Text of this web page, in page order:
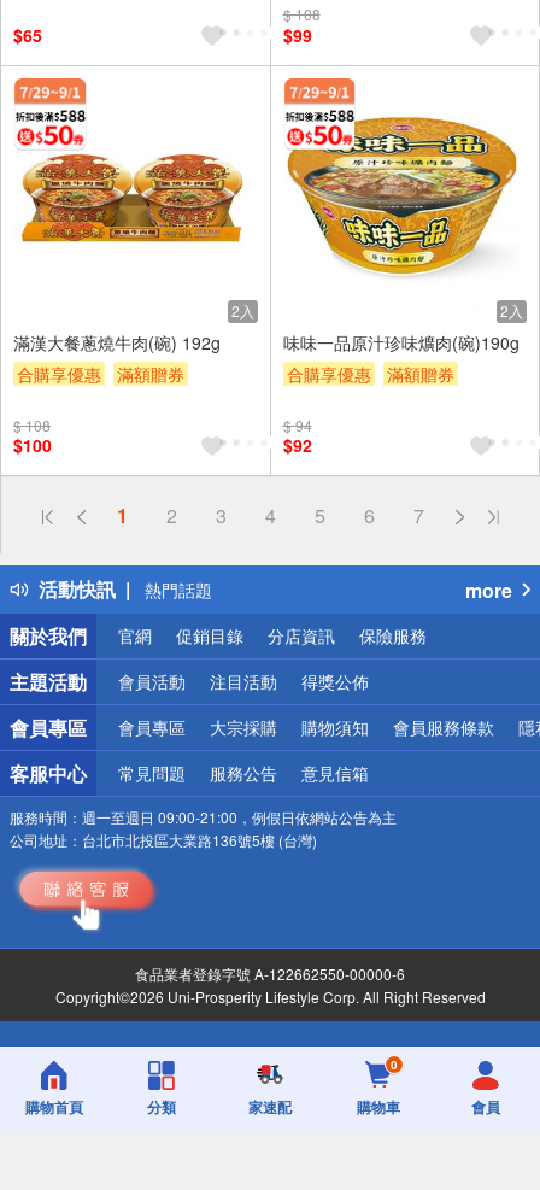
$65
$ 108
$99
2入
滿漢大餐蔥燒牛肉(碗) 192g
合購享優惠
滿額贈券
$ 108
$100
2入
味味一品原汁珍味爌肉(碗)190g
合購享優惠
滿額贈券
$ 94
$92
1 2 3 4 5 6 7
活動快訊
偏遠地區配送
得獎公告
熱門話題
銀行優惠
偏遠地區配送
詐騙網頁！請小心！
more
關於我們
官網 促銷目錄 分店資訊 保險服務
主題活動 會員活動 注目活動 得獎公佈
會員專區 會員專區 大宗採購 購物須知 會員服務條款 隱
客服中心 常見問題 服務公告 意見信箱
服務時間： 週一至週日 09:00-21:00，例假日依網站公告為主
公司地址： 台北市北投區大業路136號5樓 (台灣)
食品業者登錄字號 A-122662550-00000-6
Copyright©2026 Uni-Prosperity Lifestyle Corp. All Right Reserved
購物首頁 分類 家速配
0
購物車 會員